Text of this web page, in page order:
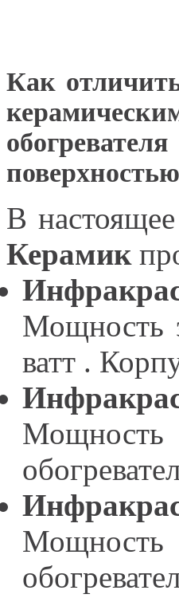
Как
В
Керамик
Мощность
ватт .
Мощность
Мощность